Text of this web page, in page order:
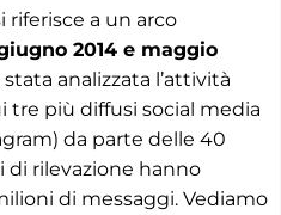
riferisce a un arco
2014 e maggio
analizzata l’attività
più diffusi social media
da parte delle 40
di rilevazione hanno
di messaggi. Vediamo